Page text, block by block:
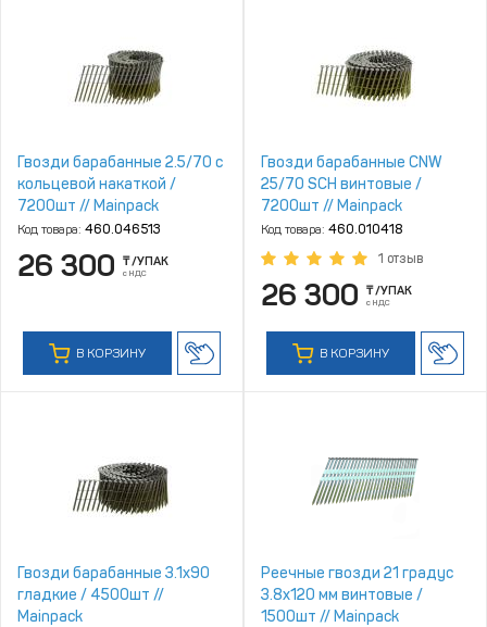
Гвозди барабанные 2.5/70 с
кольцевой накаткой /
7200шт // Mainpack
Код товара: 460.046513
26 300 ₸/УПАК
с НДС
В КОРЗИНУ
Гвозди барабанные CNW
25/70 SCH винтовые /
7200шт // Mainpack
Код товара: 460.010418
1 отзыв
26 300 ₸/УПАК
с НДС
В КОРЗИНУ
Гвозди барабанные 3.1х90
гладкие / 4500шт //
Mainpack
Реечные гвозди 21 градус
3.8х120 мм винтовые /
1500шт // Mainpack